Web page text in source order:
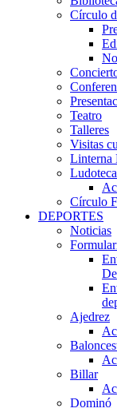
Círculo
Teatro
Talleres
Visitas
Linterna
Ludoteca
Círculo
DEPORTES
Noticias
Ajedrez
Billar
Dominó